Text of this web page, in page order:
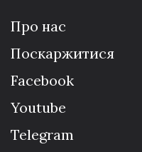
Про нас
Поскаржитися
Facebook
Youtube
Telegram